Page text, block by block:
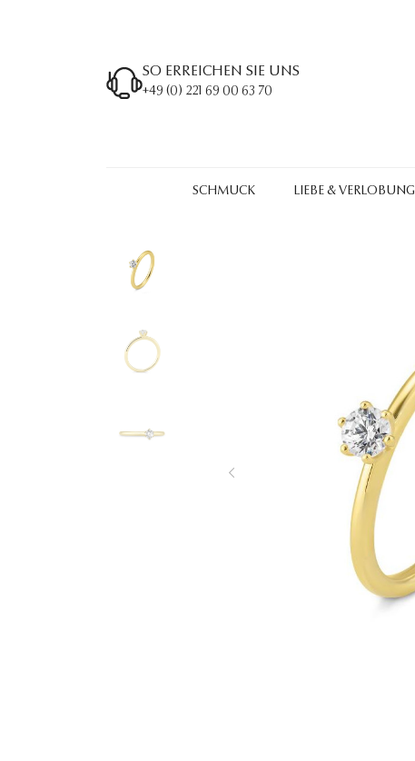
SO ERREICHEN SIE UNS
+49 (0) 221 69 00 63 70
SCHMUCK LIEBE & VERLOBUNG